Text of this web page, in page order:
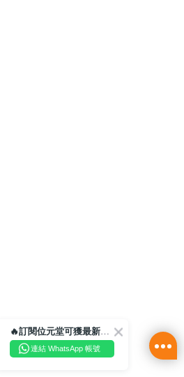
🔥訂閱位元堂可獲最新優惠及活動資訊🔥
連結 WhatsApp 帳號